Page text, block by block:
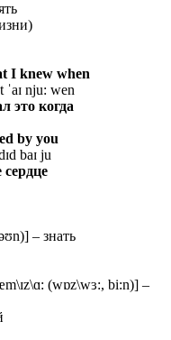
I knew when
ˈaɪ nju: wen
это когда
by you
baɪ ju
– знать
(wɒz\wɜ:, bi:n)] –